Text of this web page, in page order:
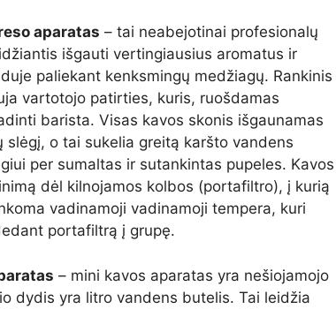
aparatas – tai neabejotinai profesionalų
išgauti vertingiausius aromatus ir
paliekant kenksmingų medžiagų. Rankinis
vartotojo patirties, kuris, ruošdamas
barista. Visas kavos skonis išgaunamas
slėgį, o tai sukelia greitą karšto vandens
per sumaltas ir sutankintas pupeles. Kavos
dėl kilnojamos kolbos (portafiltro), į kurią
vadinamoji vadinamoji tempera, kuri
portafiltrą į grupę.
– mini kavos aparatas yra nešiojamojo
dydis yra litro vandens butelis. Tai leidžia